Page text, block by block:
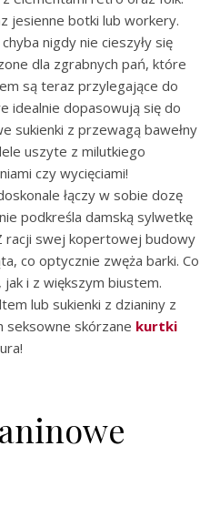
jesienne botki lub workery.
nigdy nie cieszyły się
dla zgrabnych pań, które
są teraz przylegające do
idealnie dopasowują się do
sukienki z przewagą bawełny
uszyte z milutkiego
czy wycięciami!
łączy w sobie dozę
podkreśla damską sylwetkę
racji swej kopertowej budowy
co optycznie zwęża barki. Co
i z większym biustem.
lub sukienki z dzianiny z
seksowne skórzane kurtki